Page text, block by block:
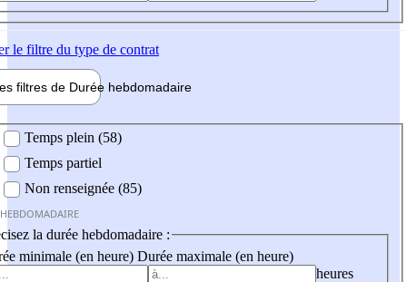
le filtre du type de contrat
filtres de Durée hebdomadaire
Temps plein (58)
Temps partiel
Non renseignée (85)
la durée hebdomadaire :
minimale (en heure) Durée maximale (en heure)
heures